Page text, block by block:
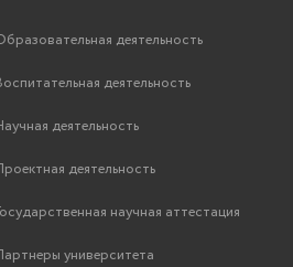
деятельность
деятельность
деятельность
деятельность
научная аттестация
университета